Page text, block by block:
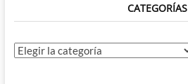
CATEGORÍAS
Categorías